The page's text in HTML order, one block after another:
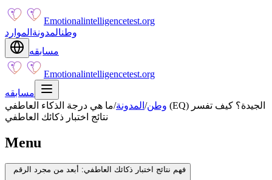
Emotionalintelligencetest.org
وطنالمدونة الموارد
مسابقه
Emotionalintelligencetest.org
مسابقه
وطن/ المدونة/ما هي درجة الذكاء العاطفي (EQ) الجيدة؟ كيف تفسر
نتائج اختبار ذكائك العاطفي
Menu
فهم نتائج اختبار ذكائك العاطفي: أبعد من مجرد الرقم